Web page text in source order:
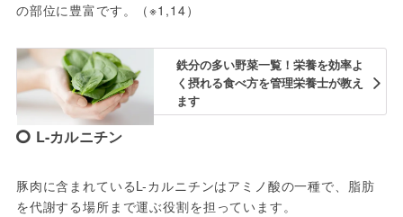
の部位に豊富です。（※1,14）
鉄分の多い野菜一覧！栄養を効率よ
く摂れる食べ方を管理栄養士が教え
ます
L-カルニチン
豚肉に含まれているL-カルニチンはアミノ酸の一種で、脂肪
を代謝する場所まで運ぶ役割を担っています。